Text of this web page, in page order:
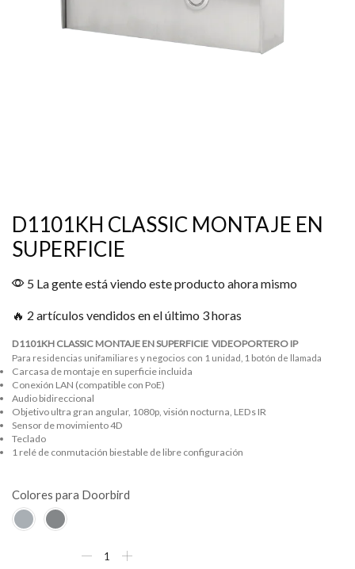
D1101KH CLASSIC MONTAJE EN
SUPERFICIE
5 La gente está viendo este producto ahora mismo
🔥 2 artículos vendidos en el último 3 horas
D1101KH CLASSIC MONTAJE EN SUPERFICIE VIDEOPORTERO IP
Para residencias unifamiliares y negocios con 1 unidad, 1 botón de llamada
Carcasa de montaje en superficie incluida
Conexión LAN (compatible con PoE)
Audio bidireccional
Objetivo ultra gran angular, 1080p, visión nocturna, LEDs IR
Sensor de movimiento 4D
Teclado
1 relé de conmutación biestable de libre configuración
Colores para Doorbird